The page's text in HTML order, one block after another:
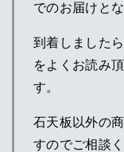
でのお届けとな
到着しました
をよくお読み
す。
石天板以外の
すのでご相談く